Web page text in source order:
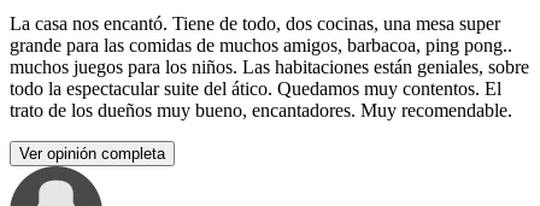
La casa nos encantó. Tiene de todo, dos cocinas, una mesa super
grande para las comidas de muchos amigos, barbacoa, ping pong..
muchos juegos para los niños. Las habitaciones están geniales, sobre
todo la espectacular suite del ático. Quedamos muy contentos. El
trato de los dueños muy bueno, encantadores. Muy recomendable.
Ver opinión completa